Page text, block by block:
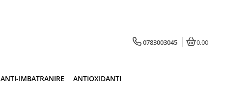
0783003045 0,00
ANTI-IMBATRANIRE ANTIOXIDANTI